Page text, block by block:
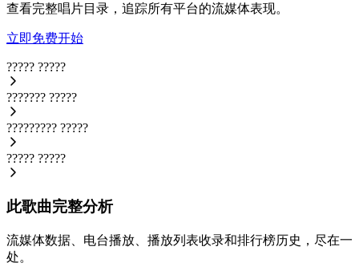
查看完整唱片目录，追踪所有平台的流媒体表现。
立即免费开始
????? ?????
??????? ?????
????????? ?????
????? ?????
此歌曲完整分析
流媒体数据、电台播放、播放列表收录和排行榜历史，尽在一
处。